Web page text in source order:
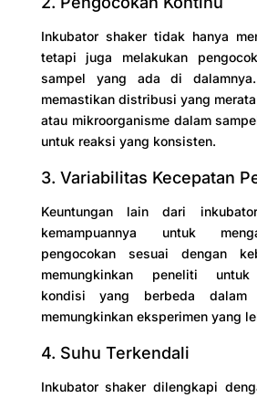
Inkubator shaker tidak hanya
tetapi juga melakukan
sampel yang ada di
memastikan distribusi yang
atau mikroorganisme dalam
untuk reaksi yang konsisten.
3. Variabilitas Kecepatan
Keuntungan lain dari
kemampuannya untuk
pengocokan sesuai dengan
memungkinkan peneliti untuk
kondisi yang berbeda dalam
memungkinkan eksperimen yang
4. Suhu Terkendali
Inkubator shaker dilengkapi